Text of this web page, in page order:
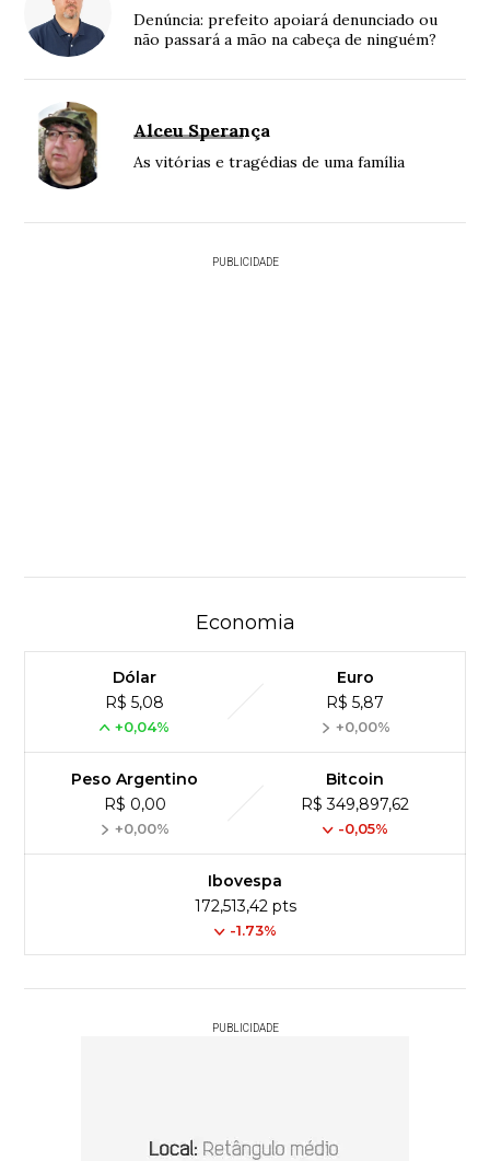
Denúncia: prefeito apoiará denunciado ou
não passará a mão na cabeça de ninguém?
Alceu Sperança
As vitórias e tragédias de uma família
PUBLICIDADE
Economia
Dólar
R$ 5,08
+0,04%
Euro
R$ 5,87
+0,00%
Peso Argentino
R$ 0,00
+0,00%
Bitcoin
R$ 349,897,62
-0,05%
Ibovespa
172,513,42 pts
-1.73%
PUBLICIDADE